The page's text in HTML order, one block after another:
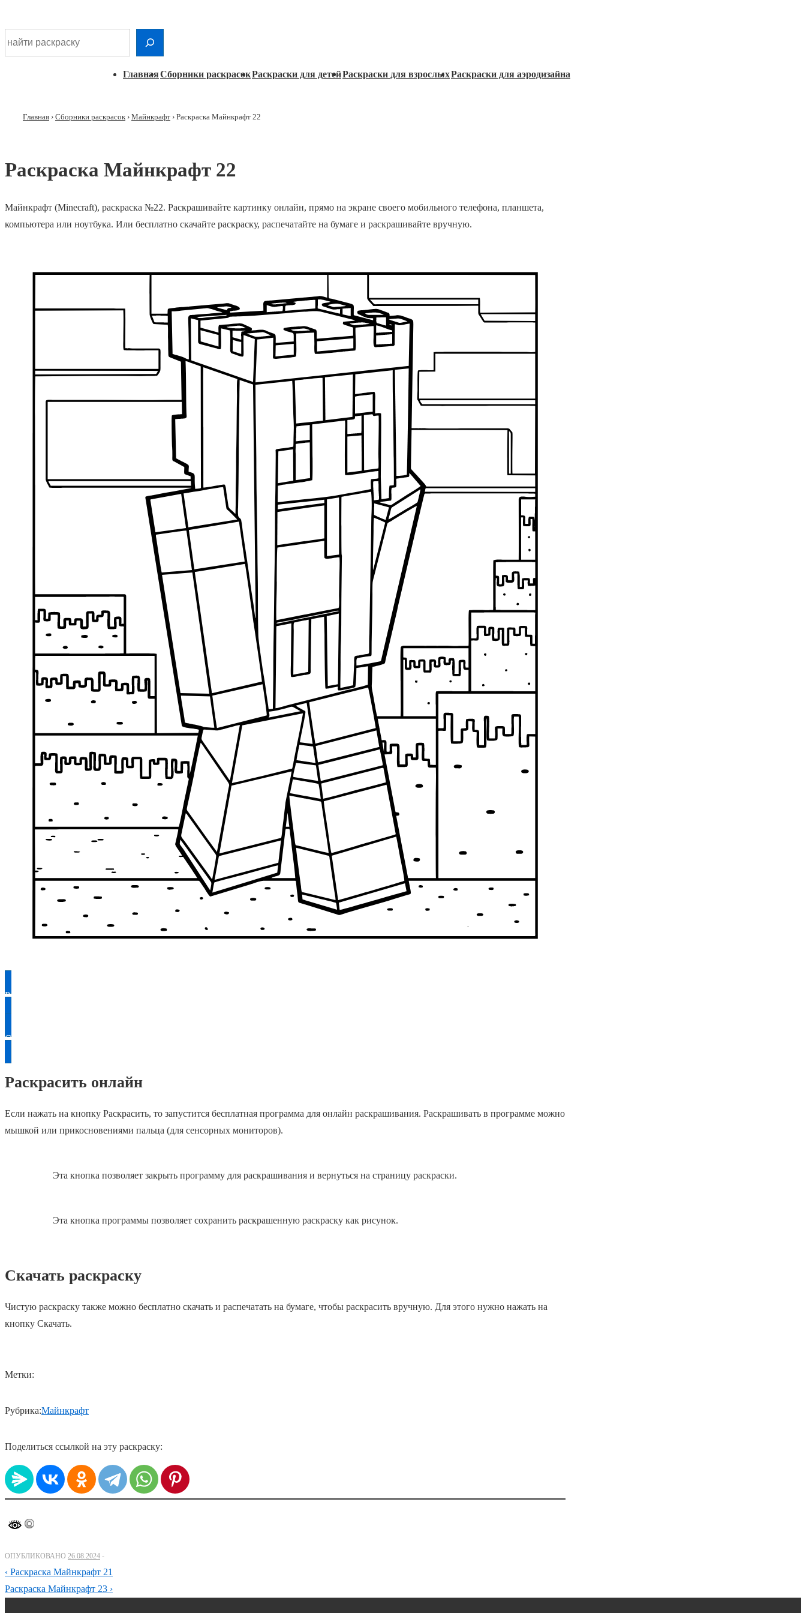
Перейти
к
ГлавнаяСборники раскрасокРаскраски для детейРаскраски для взрослыхРаскраски для аэродизайна
Главная › Сборники раскрасок › Майнкрафт › Раскраска Майнкрафт 22
Раскраска Майнкрафт 22
Майнкрафт (Minecraft), раскраска №22. Раскрашивайте картинку онлайн, прямо на экране своего мобильного телефона, планшета,
компьютера или ноутбука. Или бесплатно скачайте раскраску, распечатайте на бумаге и раскрашивайте вручную.
Раскрасить
Скачать
Раскрасить онлайн
Если нажать на кнопку Раскрасить, то запустится бесплатная программа для онлайн раскрашивания. Раскрашивать в программе можно
мышкой или прикосновениями пальца (для сенсорных мониторов).
Эта кнопка позволяет закрыть программу для раскрашивания и вернуться на страницу раскраски.
Эта кнопка программы позволяет сохранить раскрашенную раскраску как рисунок.
Скачать раскраску
Чистую раскраску также можно бесплатно скачать и распечатать на бумаге, чтобы раскрасить вручную. Для этого нужно нажать на
кнопку Скачать.
Метки:
Рубрика:Майнкрафт
Поделиться ссылкой на эту раскраску:
ОПУБЛИКОВАНО 26.08.2024
Навигация
по
Предыдущий
пост
‹ Раскраска Майнкрафт 21
Следующий
Раскраска Майнкрафт 23 ›